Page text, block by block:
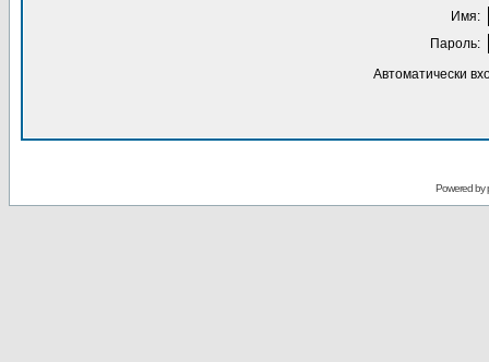
Имя:
Пароль:
Автоматически
Powered by